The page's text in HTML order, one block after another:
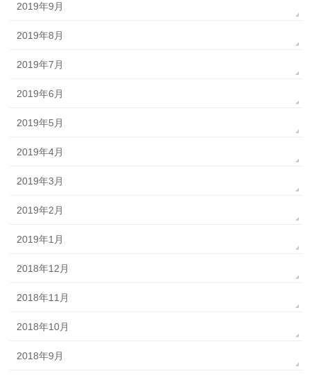
2019年9月
2019年8月
2019年7月
2019年6月
2019年5月
2019年4月
2019年3月
2019年2月
2019年1月
2018年12月
2018年11月
2018年10月
2018年9月